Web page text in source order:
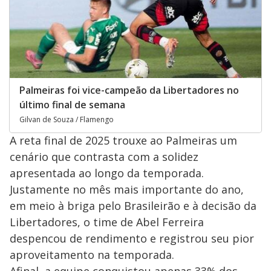
Palmeiras foi vice-campeão da Libertadores no
último final de semana
Gilvan de Souza / Flamengo
A reta final de 2025 trouxe ao Palmeiras um
cenário que contrasta com a solidez
apresentada ao longo da temporada.
Justamente no mês mais importante do ano,
em meio à briga pelo Brasileirão e à decisão da
Libertadores, o time de Abel Ferreira
despencou de rendimento e registrou seu pior
aproveitamento na temporada.